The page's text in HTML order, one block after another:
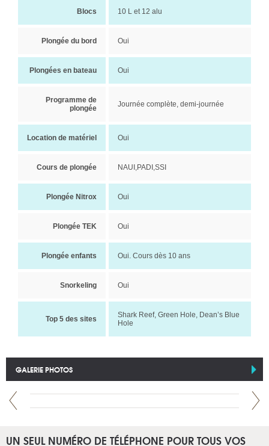
Blocs 10 L et 12 alu
Plongée du bord Oui
Plongées en bateau Oui
Programme de
plongée
Journée complète, demi-journée
Location de matériel Oui
Cours de plongée NAUI,PADI,SSI
Plongée Nitrox Oui
Plongée TEK Oui
Plongée enfants Oui. Cours dès 10 ans
Snorkeling Oui
Top 5 des sites
Shark Reef, Green Hole, Dean’s Blue
Hole
GALERIE PHOTOS
UN SEUL NUMÉRO DE TÉLÉPHONE POUR TOUS VOS